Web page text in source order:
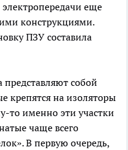
еще
конструкциями.
ПЗУ составила
собой
крепятся на изоляторы
то именно эти участки
чаще всего
В первую очередь,